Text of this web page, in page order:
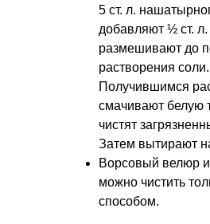
5 ст. л.
добавляют ½ ст. л.
размешивают до
растворения соли.
Получившимся
смачивают белую
чистят
Затем вытирают
Ворсовый велюр
можно чистить
способом.